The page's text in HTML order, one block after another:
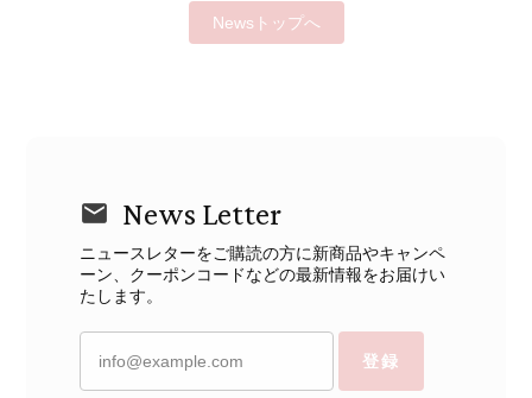
Newsトップへ
News Letter
ニュースレターをご購読の方に新商品やキャンペ
ーン、クーポンコードなどの最新情報をお届けい
たします。
登録